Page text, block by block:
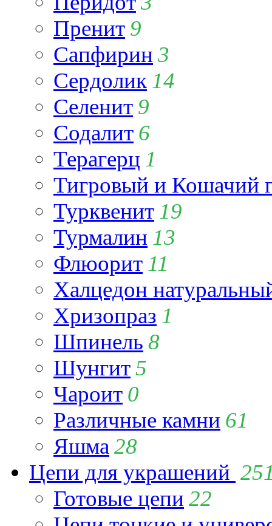
Пренит 9
Сапфирин 3
Сердолик 14
Селенит 9
Содалит 6
Терагерц 1
Тигровый и Кошачий
Турквенит 19
Турмалин 13
Флюорит 11
Халцедон
Хризопраз 1
Шпинель 8
Шунгит5
Чароит 0
Различные камни 61
Яшма 28
Цепи для украшений
Готовые цепи 22